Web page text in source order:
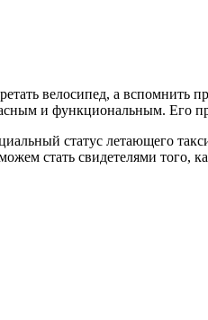
велосипед, а вспомнить
и функциональным. Его
статус летающего
стать свидетелями того,